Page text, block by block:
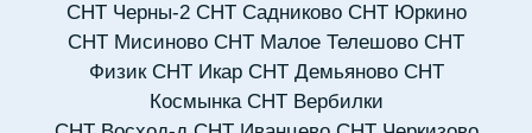
СНТ Черны-2 СНТ Садниково СНТ Юркино
СНТ Мисиново СНТ Малое Телешово СНТ
Физик СНТ Икар СНТ Демьяново СНТ
Космынка СНТ Вербилки